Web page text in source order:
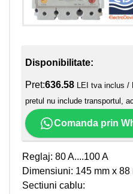
Disponibilitate:
Pret:636.58 LEI tva inclus /
pretul nu include transportul,
Comanda prin
Reglaj: 80 A....100 A
Dimensiuni: 145 mm x 88
Sectiuni cablu: